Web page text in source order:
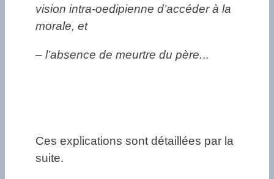
vision intra-oedipienne d’accéder à la
morale, et
– l’absence de meurtre du père...
Ces explications sont détaillées par la
suite.